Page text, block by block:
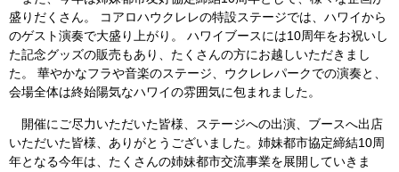
盛りだくさん。 コアロハウクレレの特設ステージでは、ハワイから
のゲスト演奏で大盛り上がり。 ハワイブースには10周年をお祝いし
た記念グッズの販売もあり、たくさんの方にお越しいただきまし
た。 華やかなフラや音楽のステージ、ウクレレパークでの演奏と、
会場全体は終始陽気なハワイの雰囲気に包まれました。
開催にご尽力いただいた皆様、ステージへの出演、ブースへ出店
いただいた皆様、ありがとうございました。姉妹都市協定締結10周
年となる今年は、たくさんの姉妹都市交流事業を展開していきま